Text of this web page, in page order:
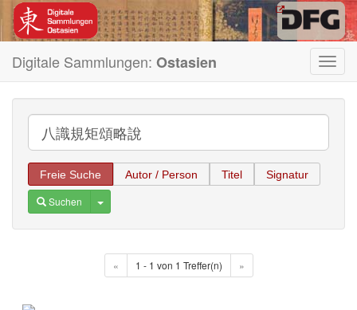
Digitale Sammlungen: Ostasien
Freie Suche Autor / Person Titel Signatur
Suchen Toggle Dropdown
« 1 - 1 von 1 Treffer(n) »